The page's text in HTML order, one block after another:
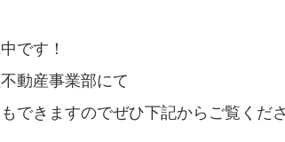
です！
動産事業部にて
できますのでぜひ下記からご覧くだ